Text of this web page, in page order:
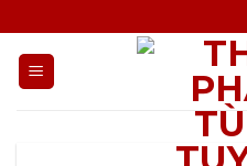
dung